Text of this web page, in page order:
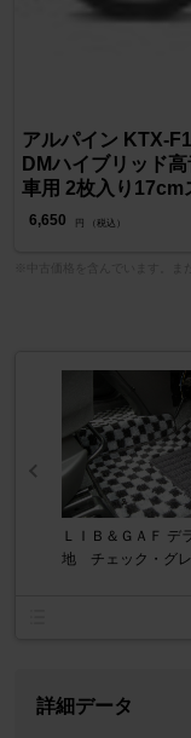
アルパイン KTX-
DMハイブリッド
車用 2枚入り17cm
6,650 円 （税込）
ＬＩＢ＆ＧＡＦ デ
地 チェック・グ
詳細データ